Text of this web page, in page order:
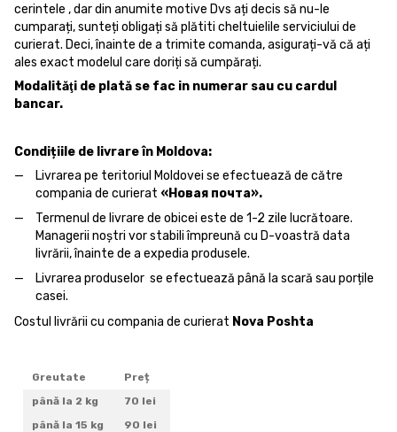
cerintele , dar din anumite motive Dvs ați decis să nu-le
cumparați, sunteți obligați să plătiti cheltuielile serviciului de
curierat. Deci, înainte de a trimite comanda, asigurați-vă că ați
ales exact modelul care doriți să cumpărați.
Modalităţi de plată se fac in numerar sau cu cardul
bancar.
Condițiile de livrare în Moldova:
Livrarea pe teritoriul Moldovei se efectuează de către
compania de curierat «Новая почта».
Termenul de livrare de obicei este de 1-2 zile lucrătoare.
Managerii noștri vor stabili împreună cu D-voastră data
livrării, înainte de a expedia produsele.
Livrarea produselor se efectuează până la scară sau porțile
casei.
Costul livrării cu compania de curierat Nova Poshta
Greutate
Preț
până la 2 kg
70 lei
până la 15 kg
90 lei